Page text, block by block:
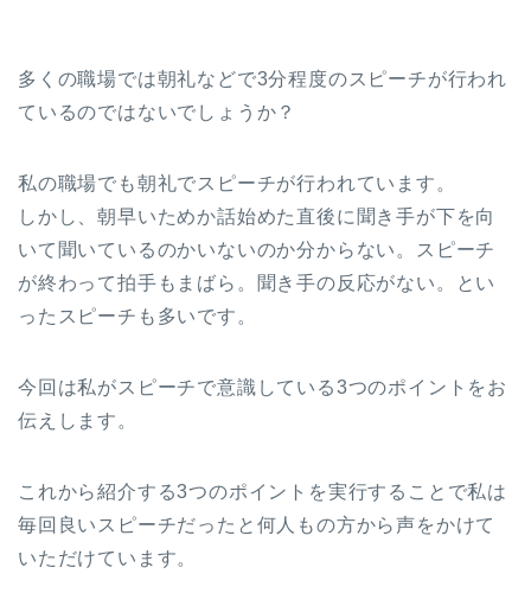
多くの職場では朝礼などで3分程度のスピーチが行われ
ているのではないでしょうか？
私の職場でも朝礼でスピーチが行われています。
しかし、朝早いためか話始めた直後に聞き手が下を向
いて聞いているのかいないのか分からない。スピーチ
が終わって拍手もまばら。聞き手の反応がない。とい
ったスピーチも多いです。
今回は私がスピーチで意識している3つのポイントをお
伝えします。
これから紹介する3つのポイントを実行することで私は
毎回良いスピーチだったと何人もの方から声をかけて
いただけています。